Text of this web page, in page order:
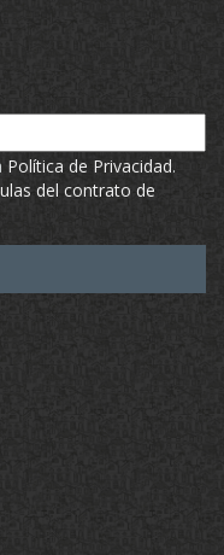
Política de Privacidad.
del contrato de